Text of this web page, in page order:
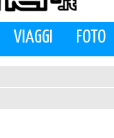
VIAGGI FOTO